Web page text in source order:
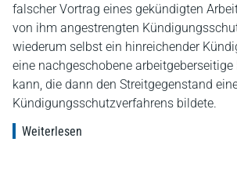
falscher Vortrag eines gekündigten
von ihm angestrengten
wiederum selbst ein hinreichender
eine nachgeschobene
kann, die dann den Streitgegenstand
Kündigungsschutzverfahrens bildete.
Weiterlesen